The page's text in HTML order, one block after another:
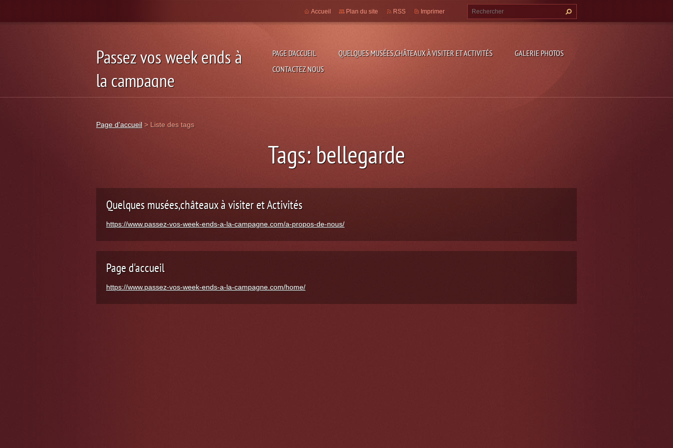
Passez vos week ends à
la campagne
week-end vacance saisonnier
PAGE D'ACCUEIL QUELQUES MUSÉES,CHÂTEAUX À VISITER ET ACTIVITÉS
GALERIE PHOTOS
CONTACTEZ NOUS
Accueil Plan du site RSS Imprimer
Page d'accueil > Liste des tags
Tags: bellegarde
Quelques musées,châteaux à visiter et Activités
https://www.passez-vos-week-ends-a-la-campagne.com/a-propos-de-nous/
Page d'accueil
https://www.passez-vos-week-ends-a-la-campagne.com/home/